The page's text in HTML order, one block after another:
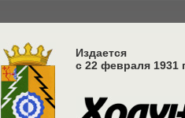
Издается
с 22 февраля 1931